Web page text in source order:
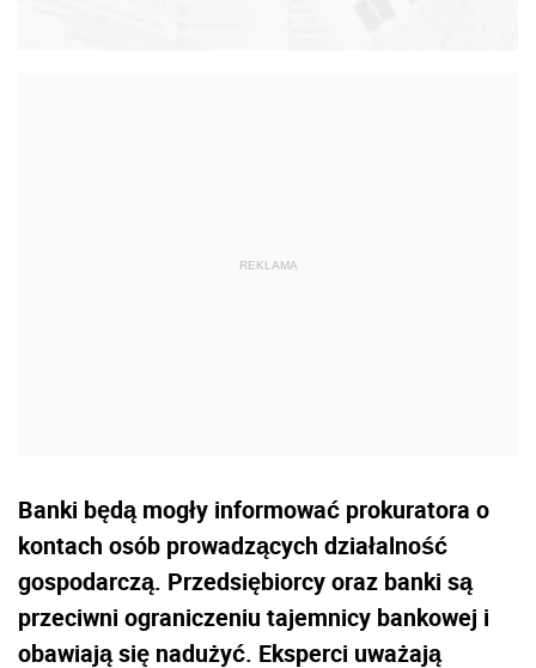
Banki będą mogły informować prokuratora o
kontach osób prowadzących działalność
gospodarczą. Przedsiębiorcy oraz banki są
przeciwni ograniczeniu tajemnicy bankowej i
obawiają się nadużyć. Eksperci uważają